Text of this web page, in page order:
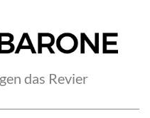
das Revier